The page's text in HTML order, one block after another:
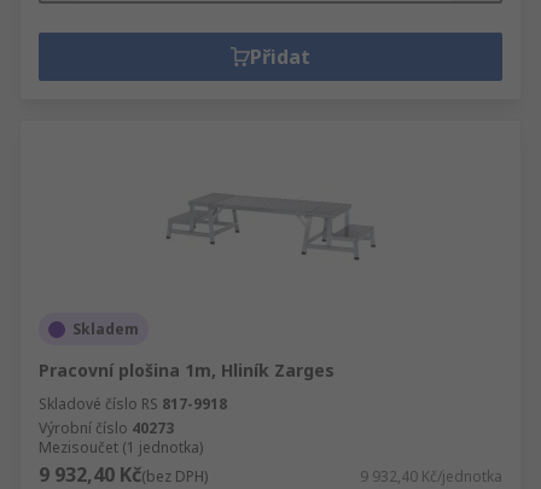
Přidat
Skladem
Pracovní plošina 1m, Hliník Zarges
Skladové číslo RS 817-9918
Výrobní číslo 40273
Mezisoučet (1 jednotka)
9 932,40 Kč(bez DPH) 9 932,40 Kč/jednotka